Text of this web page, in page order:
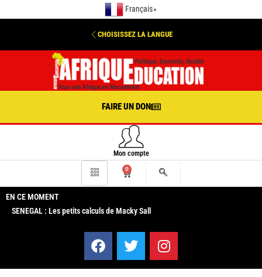
Français ▼
CHOISISSEZ LA LANGUE
FAIRE UN DON
Mon compte
0
EN CE MOMENT
SENEGAL : Les petits calculs de Macky Sall